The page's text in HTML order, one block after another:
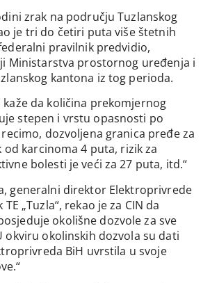
zrak na području Tuzlanskog
je tri do četiri puta više štetnih
pravilnik predvidio,
Ministarstva prostornog uređenja i
kantona iz tog perioda.
da količina prekomjernog
stepen i vrstu opasnosti po
recimo, dozvoljena granica pređe za
od karcinoma 4 puta, rizik za
bolesti je veći za 27 puta, itd.“
generalni direktor Elektroprivrede
„Tuzla“, rekao je za CIN da
okolišne dozvole za sve
okviru okolinskih dozvola su dati
BiH uvrstila u svoje